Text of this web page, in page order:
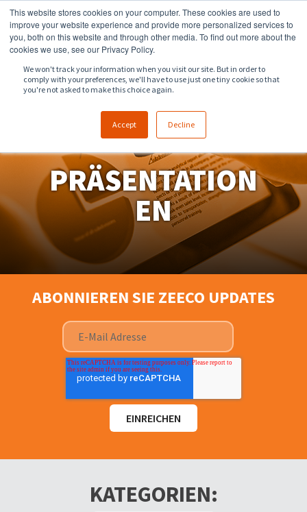
This website stores cookies on your computer. These cookies are used to
improve your website experience and provide more personalized services to
you, both on this website and through other media. To find out more about the
cookies we use, see our Privacy Policy.
We won't track your information when you visit our site. But in order to
comply with your preferences, we'll have to use just one tiny cookie so that
you're not asked to make this choice again.
Accept Decline
918.258.8551 sales@zeeco.com
PRÄSENTATION
EN
ABONNIEREN SIE ZEECO UPDATES
KATEGORIEN: